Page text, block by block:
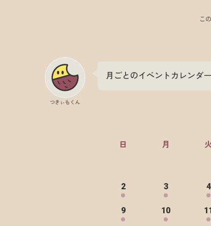
こ
つきぃもくん
月ごとのイベントカレンダ